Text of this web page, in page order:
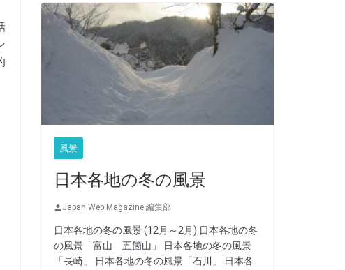
風景
日本各地の冬の風景
Japan Web Magazine 編集部
日本各地の冬の風景 (12月～2月) 日本各地の冬
の風景「富山 五箇山」 日本各地の冬の風景
「長崎」 日本各地の冬の風景「石川」 日本各